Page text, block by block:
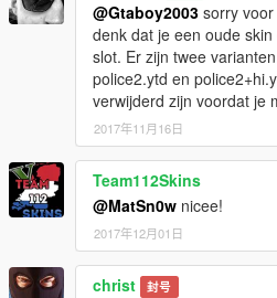
@Gtaboy2003 sorry
denk dat je een oude
slot. Er zijn twee
police2.ytd en
verwijderd zijn voordat je
2017年11月16日
Team112Skins
@MatSn0w nicee!
2017年12月01日
christ 封号